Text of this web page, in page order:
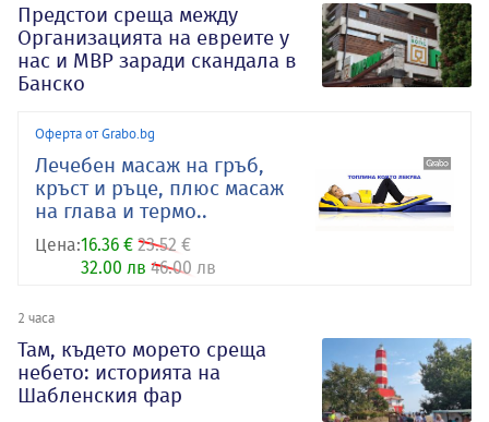
Предстои среща между
Организацията на евреите у
нас и МВР заради скандала в
Банско
Оферта от Grabo.bg
Лечебен масаж на гръб,
кръст и ръце, плюс масаж
на глава и термо..
Цена:16.36 € 23.52 €
32.00 лв 46.00 лв
2 часа
Там, където морето среща
небето: историята на
Шабленския фар